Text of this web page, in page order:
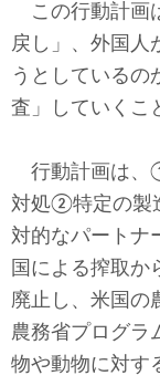
この行動計画
戻し」、外国人
うとしているの
査」していくこ
行動計画は、
対処②特定の製
対的なパート
国による搾取
廃止し、米国
農務省プログ
物や動物に対す